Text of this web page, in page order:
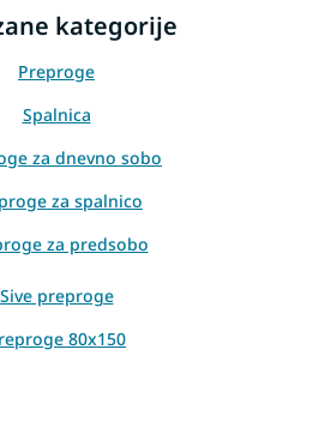
kategorije
Preproge
Spalnica
za dnevno sobo
za spalnico
za predsobo
Sive preproge
80x150